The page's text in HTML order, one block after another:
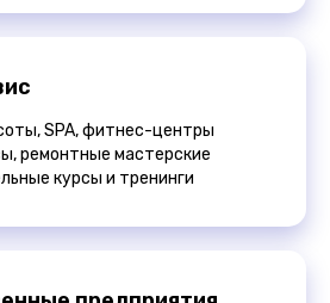
SPA, фитнес-центры
ремонтные мастерские
курсы и тренинги